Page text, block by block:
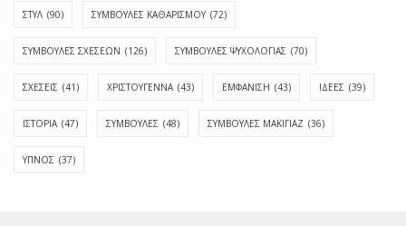
ΣΤΥΛ (90) ΣΥΜΒΟΥΛΕΣ ΚΑΘΑΡΙΣΜΟΥ (72)
ΣΥΜΒΟΥΛΕΣ ΣΧΕΣΕΩΝ (126) ΣΥΜΒΟΥΛΕΣ ΨΥΧΟΛΟΓΙΑΣ (70)
ΣΧΕΣΕΙΣ (41) ΧΡΙΣΤΟΥΓΕΝΝΑ (43) ΕΜΦΆΝΙΣΗ (43) ΙΔΈΕΣ (39)
ΙΣΤΟΡΊΑ (47) ΣΥΜΒΟΥΛΈΣ (48) ΣΥΜΒΟΥΛΈΣ ΜΑΚΙΓΙΆΖ (36)
ΎΠΝΟΣ (37)